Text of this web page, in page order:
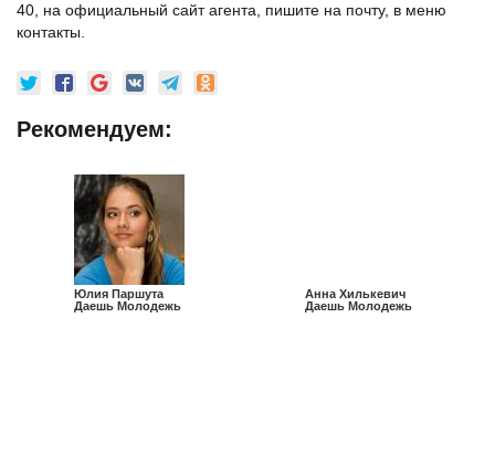
40, на официальный сайт агента, пишите на почту, в меню
контакты.
Рекомендуем:
Юлия Паршута
Даешь Молодежь
Анна Хилькевич
Даешь Молодежь